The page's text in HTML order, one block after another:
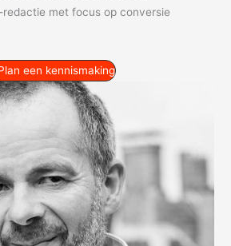
met focus op conversie
een kennismaking